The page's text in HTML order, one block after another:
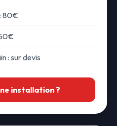
80€
: sur devis
installation ?